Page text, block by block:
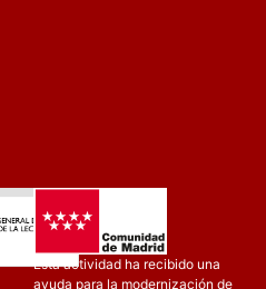
Esta actividad ha recibido una
ayuda para la modernización de